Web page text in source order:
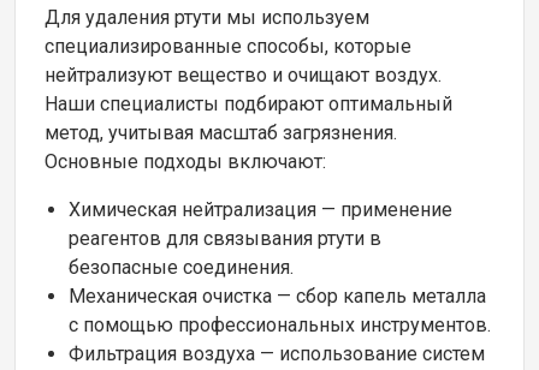
Для удаления ртути мы используем
специализированные способы, которые
нейтрализуют вещество и очищают воздух.
Наши специалисты подбирают оптимальный
метод, учитывая масштаб загрязнения.
Основные подходы включают:
Химическая нейтрализация — применение
реагентов для связывания ртути в
безопасные соединения.
Механическая очистка — сбор капель металла
с помощью профессиональных инструментов.
Фильтрация воздуха — использование систем